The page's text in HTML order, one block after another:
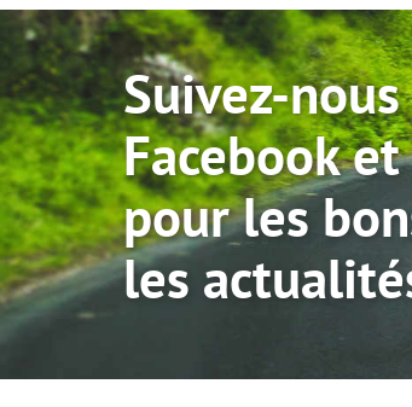
Suivez-
Facebook
pour les
les